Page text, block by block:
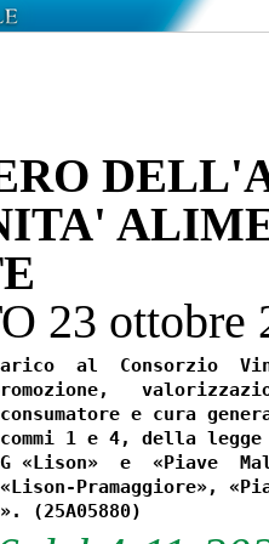
23 ottobre
al  Consorzio
e cura
1 e 4, della legge
«Lison»  e  «Piave
Pramaggiore»,